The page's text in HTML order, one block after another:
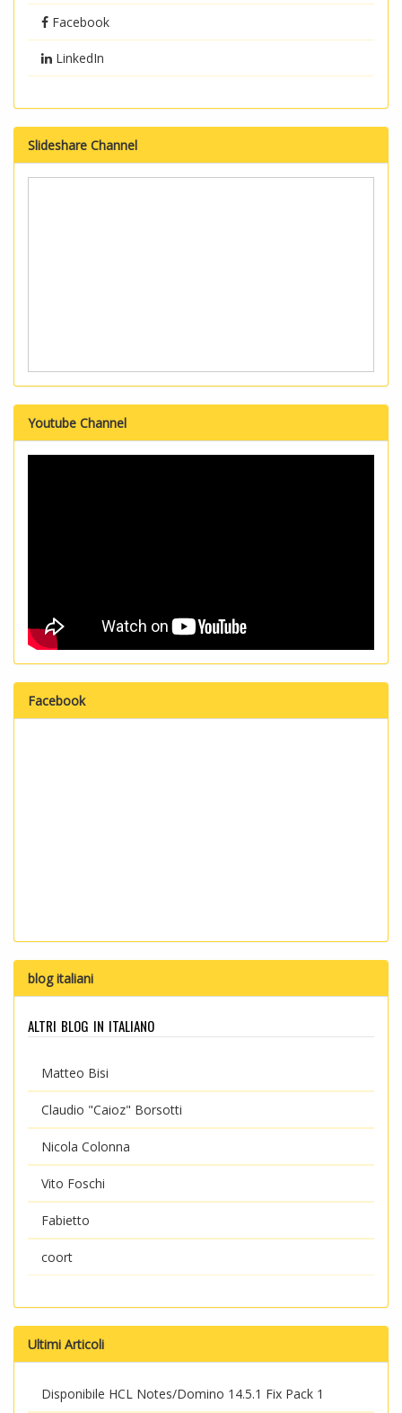
Facebook
LinkedIn
Slideshare Channel
Youtube Channel
Facebook
blog italiani
altri blog in italiano
Matteo Bisi
Claudio "Caioz" Borsotti
Nicola Colonna
Vito Foschi
Fabietto
coort
Ultimi Articoli
Disponibile HCL Notes/Domino 14.5.1 Fix Pack 1